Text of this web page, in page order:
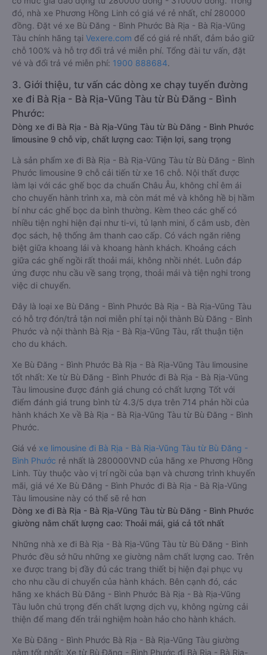
đó, nhà xe Phương Hồng Linh có giá vé rẻ nhất, chỉ 280000
đồng. Đặt vé xe Bù Đăng - Bình Phước Bà Rịa - Bà Rịa-Vũng
Tàu chính hãng tại Vexere.com để có giá rẻ nhất, đảm bảo giữ
chỗ 100% và hỗ trợ đổi trả vé miễn phí. Tổng đài tư vấn, đặt
vé và đổi trả vé miễn phí: 1900 888684.
3. Giới thiệu, tư vấn các dòng xe chạy tuyến đường
xe đi Bà Rịa - Bà Rịa-Vũng Tàu từ Bù Đăng - Bình
Phước:
Dòng xe đi Bà Rịa - Bà Rịa-Vũng Tàu từ Bù Đăng - Bình Phước
limousine 9 chỗ vip, chất lượng cao: Tiện lợi, sang trọng
Là sản phẩm xe đi Bà Rịa - Bà Rịa-Vũng Tàu từ Bù Đăng - Bình
Phước limousine 9 chỗ cải tiến từ xe 16 chỗ. Nội thất được
làm lại với các ghế bọc da chuẩn Châu Âu, không chỉ êm ái
cho chuyến hành trình xa, mà còn mát mẻ và không hề bị hầm
bí như các ghế bọc da bình thường. Kèm theo các ghế có
nhiều tiện nghi hiện đại như ti-vi, tủ lạnh mini, ổ cắm usb, đèn
đọc sách, hệ thống âm thanh cao cấp. Có vách ngăn riêng
biệt giữa khoang lái và khoang hành khách. Khoảng cách
giữa các ghế ngồi rất thoải mái, không nhồi nhét. Luôn đáp
ứng được nhu cầu về sang trọng, thoải mái và tiện nghi trong
việc di chuyển.
Đây là loại xe Bù Đăng - Bình Phước Bà Rịa - Bà Rịa-Vũng Tàu
có hỗ trợ đón/trả tận nơi miễn phí tại nội thành Bù Đăng - Bình
Phước và nội thành Bà Rịa - Bà Rịa-Vũng Tàu, rất thuận tiện
cho du khách.
Xe Bù Đăng - Bình Phước Bà Rịa - Bà Rịa-Vũng Tàu limousine
tốt nhất: Xe từ Bù Đăng - Bình Phước đi Bà Rịa - Bà Rịa-Vũng
Tàu limousine được đánh giá chung có chất lượng Tốt với
điểm đánh giá trung bình từ 4.3/5 dựa trên 714 phản hồi của
hành khách Xe về Bà Rịa - Bà Rịa-Vũng Tàu từ Bù Đăng - Bình
Phước.
Giá vé xe limousine đi Bà Rịa - Bà Rịa-Vũng Tàu từ Bù Đăng -
Bình Phước rẻ nhất là 280000VND của hãng xe Phương Hồng
Linh. Tùy thuộc vào vị trí ngồi của bạn và chương trình khuyến
mãi, giá vé Xe Bù Đăng - Bình Phước đi Bà Rịa - Bà Rịa-Vũng
Tàu limousine này có thể sẽ rẻ hơn
Dòng xe đi Bà Rịa - Bà Rịa-Vũng Tàu từ Bù Đăng - Bình Phước
giường nằm chất lượng cao: Thoải mái, giá cả tốt nhất
Những nhà xe đi Bà Rịa - Bà Rịa-Vũng Tàu từ Bù Đăng - Bình
Phước đều sở hữu những xe giường nằm chất lượng cao. Trên
xe được trang bị đầy đủ các trang thiết bị hiện đại phục vụ
cho nhu cầu di chuyển của hành khách. Bên cạnh đó, các
hãng xe khách Bù Đăng - Bình Phước Bà Rịa - Bà Rịa-Vũng
Tàu luôn chú trọng đến chất lượng dịch vụ, không ngừng cải
thiện để mang đến trải nghiệm hoàn hảo cho hành khách.
Xe Bù Đăng - Bình Phước Bà Rịa - Bà Rịa-Vũng Tàu giường
nằm tốt nhất: Xe từ Bù Đăng - Bình Phước đi Bà Rịa - Bà Rịa-